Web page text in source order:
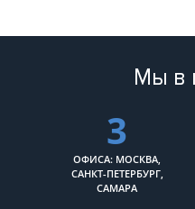
Мы в
3
ОФИСА: МОСКВА,
САНКТ-ПЕТЕРБУРГ,
САМАРА